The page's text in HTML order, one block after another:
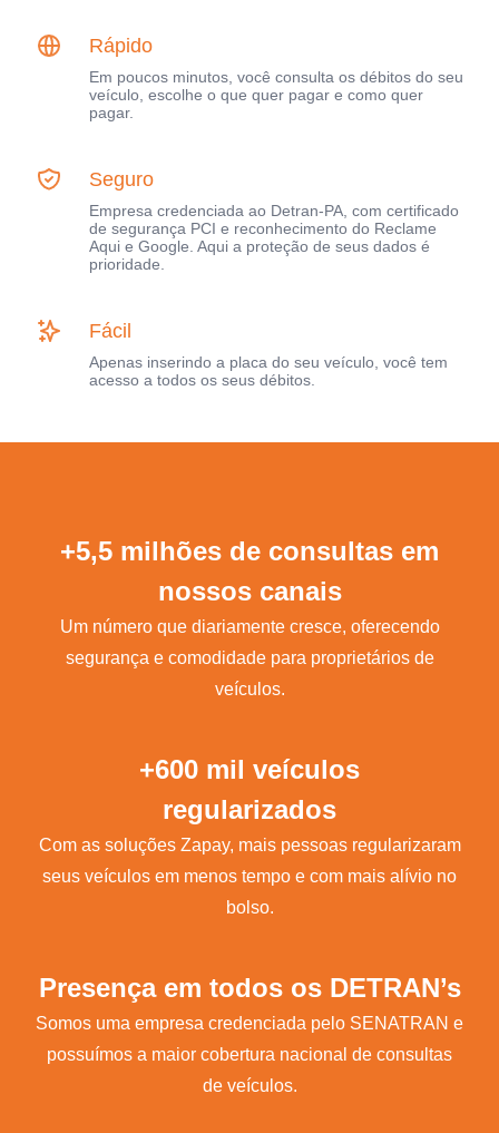
Rápido
Em poucos minutos, você consulta os débitos do seu
veículo, escolhe o que quer pagar e como quer
pagar.
Seguro
Empresa credenciada ao Detran-PA, com certificado
de segurança PCI e reconhecimento do Reclame
Aqui e Google. Aqui a proteção de seus dados é
prioridade.
Fácil
Apenas inserindo a placa do seu veículo, você tem
acesso a todos os seus débitos.
+5,5 milhões de consultas em
nossos canais
Um número que diariamente cresce, oferecendo
segurança e comodidade para proprietários de
veículos.
+600 mil veículos
regularizados
Com as soluções Zapay, mais pessoas regularizaram
seus veículos em menos tempo e com mais alívio no
bolso.
Presença em todos os DETRAN’s
Somos uma empresa credenciada pelo SENATRAN e
possuímos a maior cobertura nacional de consultas
de veículos.